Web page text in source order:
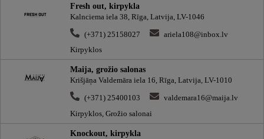
Fresh out, kirpykla
Kalnciema iela 38, Rīga, Latvija, LV-1046
(+371) 25158027
ariela108@inbox.lv
Kirpyklos
Maija, grožio salonas
Krišjāņa Valdemāra iela 16, Rīga, Latvija, LV-1010
(+371) 25400103
valdemara16@maija.lv
Kirpyklos, Grožio salonai
Knockout, kirpykla